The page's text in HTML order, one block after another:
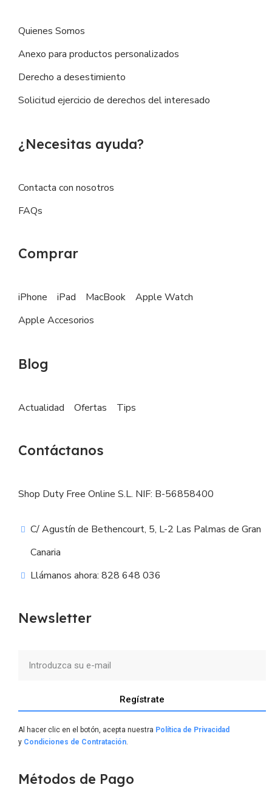
Quienes Somos
Anexo para productos personalizados
Derecho a desestimiento
Solicitud ejercicio de derechos del interesado
¿Necesitas ayuda?
Contacta con nosotros
FAQs
Comprar
iPhone iPad MacBook
Apple Watch
Apple Accesorios
Blog
Actualidad Ofertas Tips
Contáctanos
Shop Duty Free Online S.L. NIF: B-56858400
C/ Agustín de Bethencourt, 5, L-2 Las Palmas de Gran
Canaria
Llámanos ahora: 828 648 036
Newsletter
Regístrate
Al hacer clic en el botón, acepta nuestra Política de Privacidad
y Condiciones de Contratación.
Métodos de Pago